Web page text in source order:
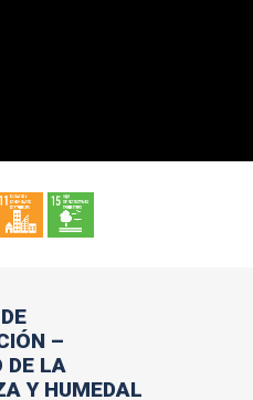
–
DE LA
Y HUMEDAL